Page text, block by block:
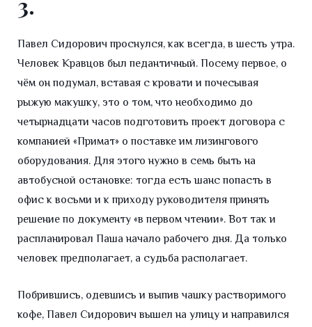
Павел Сидорович проснулся, как всегда, в шесть утра.
Человек Кравцов был педантичный. Посему первое, о
чём он подумал, вставая с кровати и почесывая
рыжую макушку, это о том, что необходимо до
четырнадцати часов подготовить проект договора с
компанией «Примат» о поставке им лизингового
оборудования. Для этого нужно в семь быть на
автобусной остановке: тогда есть шанс попасть в
офис к восьми и к приходу руководителя принять
решение по документу «в первом чтении». Вот так и
распланировал Паша начало рабочего дня. Да только
человек предполагает, а судьба располагает.
Побрившись, одевшись и выпив чашку растворимого
кофе, Павел Сидорович вышел на улицу и направился